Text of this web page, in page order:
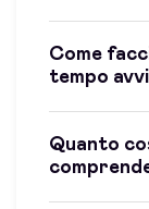
Come
tempo
Quanto